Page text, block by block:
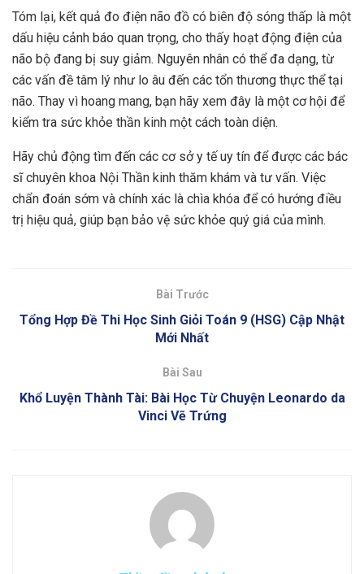
Tóm lại, kết quả đo điện não đồ có biên độ sóng thấp là một
dấu hiệu cảnh báo quan trọng, cho thấy hoạt động điện của
não bộ đang bị suy giảm. Nguyên nhân có thể đa dạng, từ
các vấn đề tâm lý như lo âu đến các tổn thương thực thể tại
não. Thay vì hoang mang, bạn hãy xem đây là một cơ hội để
kiểm tra sức khỏe thần kinh một cách toàn diện.
Hãy chủ động tìm đến các cơ sở y tế uy tín để được các bác
sĩ chuyên khoa Nội Thần kinh thăm khám và tư vấn. Việc
chẩn đoán sớm và chính xác là chìa khóa để có hướng điều
trị hiệu quả, giúp bạn bảo vệ sức khỏe quý giá của mình.
Bài Trước
Tổng Hợp Đề Thi Học Sinh Giỏi Toán 9 (HSG) Cập Nhật
Mới Nhất
Bài Sau
Khổ Luyện Thành Tài: Bài Học Từ Chuyện Leonardo da
Vinci Vẽ Trứng